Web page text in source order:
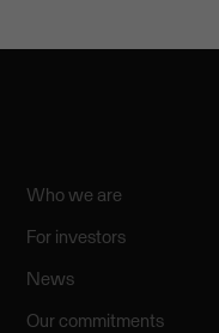
Who we are
For investors
News
Our commitments